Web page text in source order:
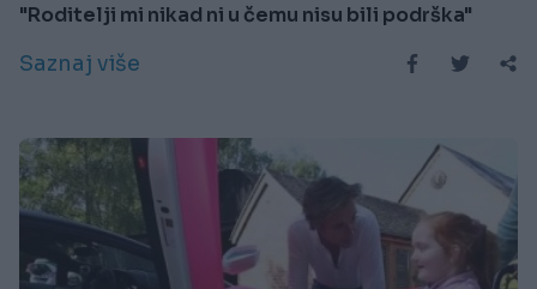
"Roditelji mi nikad ni u čemu nisu bili podrška"
Saznaj više